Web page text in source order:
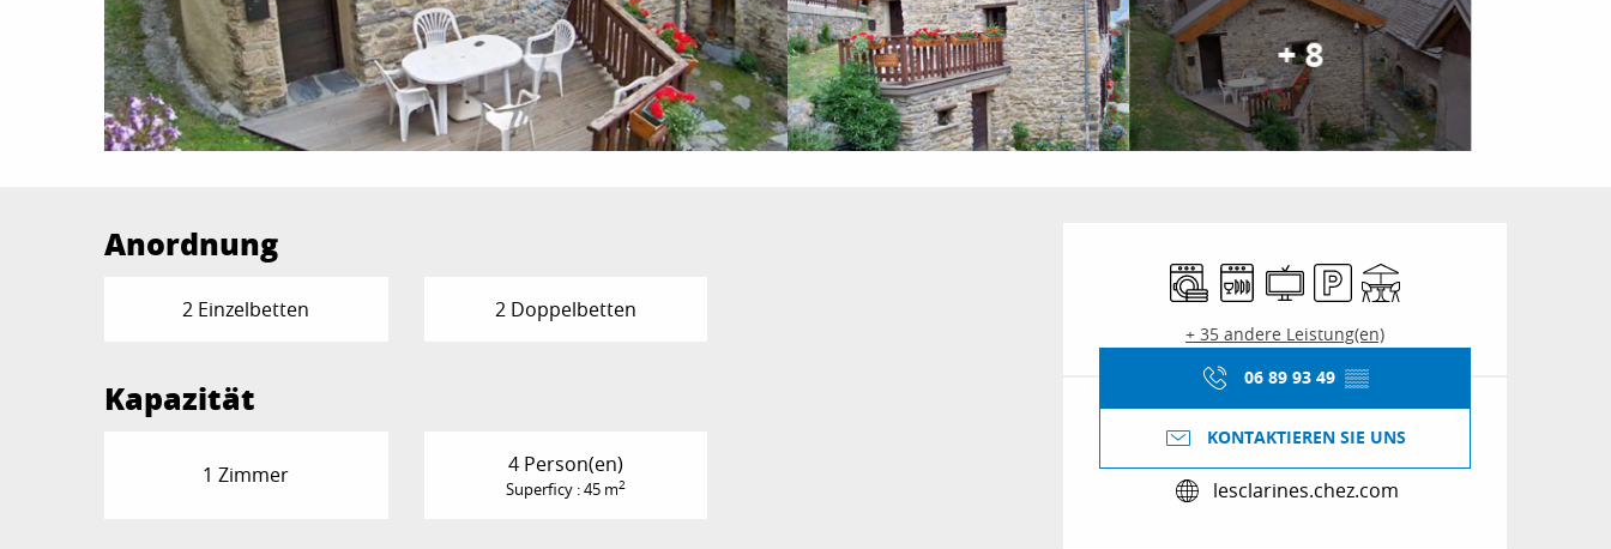
+ 8
Öffnungszeiten &
Waschmaschine
Geschirrspülmaschine
FernsehenParkplatzTerrasse
+ 35 andere Leistung(en)
06 89 93 49 ▒▒
KONTAKTIEREN SIE UNS
lesclarines.chez.com
Anordnung
2 Einzelbetten 2 Doppelbetten
Kapazität
1 Zimmer 4 Person(en)
Superficy : 45 m2